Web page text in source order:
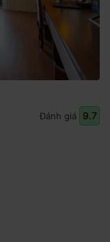
Đánh giá
9.7